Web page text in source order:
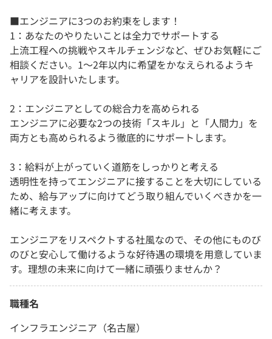
■エンジニアに3つのお約束をします！
1：あなたのやりたいことは全力でサポートする
上流工程への挑戦やスキルチェンジなど、ぜひお気軽にご
相談ください。1〜2年以内に希望をかなえられるようキ
ャリアを設計いたします。
2：エンジニアとしての総合力を高められる
エンジニアに必要な2つの技術「スキル」と「人間力」を
両方とも高められるよう徹底的にサポートします。
3：給料が上がっていく道筋をしっかりと考える
透明性を持ってエンジニアに接することを大切にしている
ため、給与アップに向けてどう取り組んでいくべきかを一
緒に考えます。
エンジニアをリスペクトする社風なので、その他にものび
のびと安心して働けるような好待遇の環境を用意していま
す。理想の未来に向けて一緒に頑張りませんか？
職種名
インフラエンジニア（名古屋）